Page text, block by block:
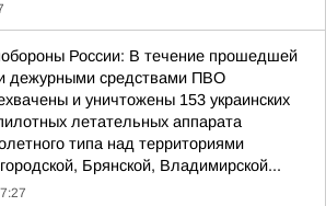
России: В течение прошедшей
дежурными средствами ПВО
и уничтожены 153 украинских
летательных аппарата
типа над территориями
Брянской, Владимирской...